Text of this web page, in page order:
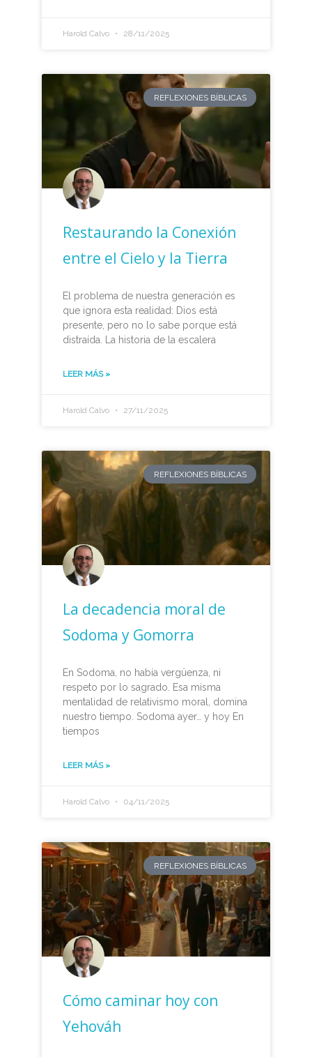
Harold Calvo 28/11/2025
REFLEXIONES BÍBLICAS
Restaurando la Conexión
entre el Cielo y la Tierra
El problema de nuestra generación es
que ignora esta realidad: Dios está
presente, pero no lo sabe porque está
distraída. La historia de la escalera
LEER MÁS »
Harold Calvo 27/11/2025
REFLEXIONES BÍBLICAS
La decadencia moral de
Sodoma y Gomorra
En Sodoma, no había vergüenza, ni
respeto por lo sagrado. Esa misma
mentalidad de relativismo moral, domina
nuestro tiempo. Sodoma ayer… y hoy En
tiempos
LEER MÁS »
Harold Calvo 04/11/2025
REFLEXIONES BÍBLICAS
Cómo caminar hoy con
Yehováh